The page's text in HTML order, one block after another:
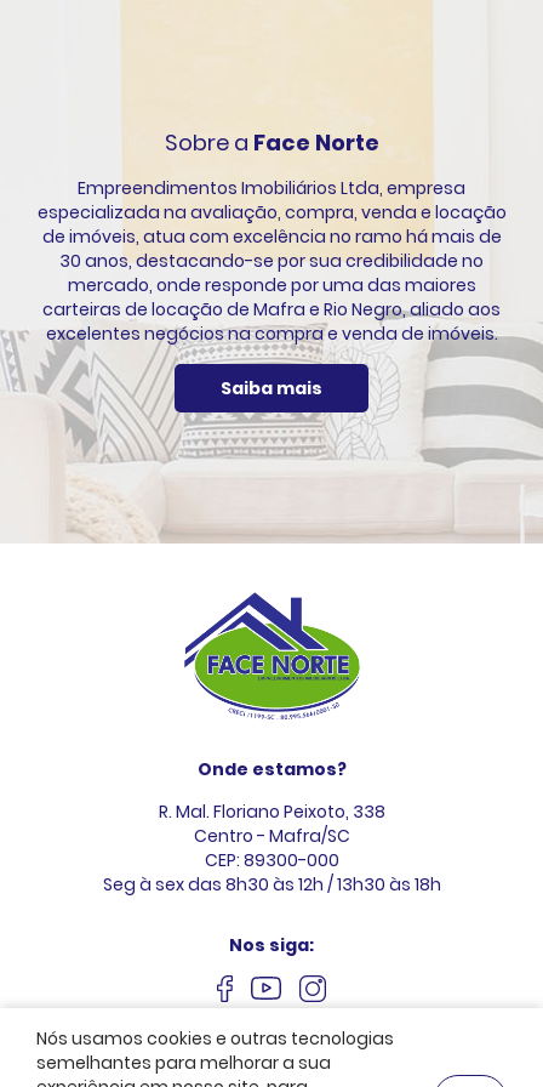
Nós usamos cookies e outras tecnologias
semelhantes para melhorar a sua
Sobre a Face Norte
Empreendimentos Imobiliários Ltda, empresa
especializada na avaliação, compra, venda e locação
de imóveis, atua com excelência no ramo há mais de
30 anos, destacando-se por sua credibilidade no
mercado, onde responde por uma das maiores
carteiras de locação de Mafra e Rio Negro, aliado aos
excelentes negócios na compra e venda de imóveis.
Saiba mais
Onde estamos?
R. Mal. Floriano Peixoto, 338
Centro - Mafra/SC
CEP: 89300-000
Seg à sex das 8h30 às 12h / 13h30 às 18h
Nos siga: